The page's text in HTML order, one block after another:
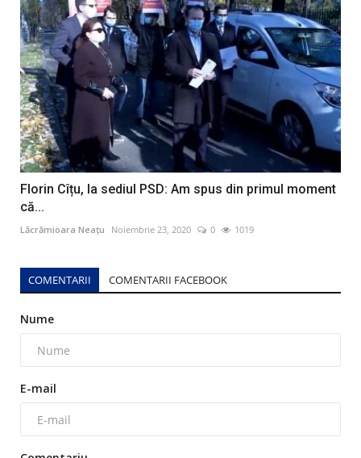
Florin Cîțu, la sediul PSD: Am spus din primul moment
că...
Lăcrămioara Neațu Noiembrie 23, 2020 0 1019
COMENTARII COMENTARII FACEBOOK
Nume
E-mail